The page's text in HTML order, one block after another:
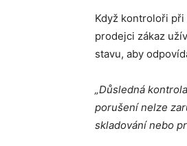
Když kontroloři
prodejci zákaz
stavu, aby
„Důsledná
porušení nelze
skladování nebo